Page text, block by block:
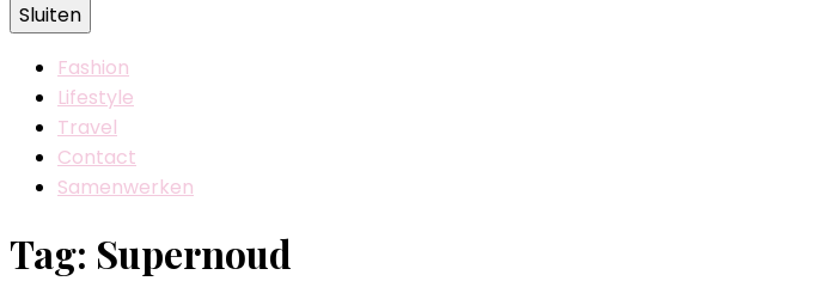
Sluiten
Fashion
Lifestyle
Travel
Contact
Samenwerken
Tag: Supernoud